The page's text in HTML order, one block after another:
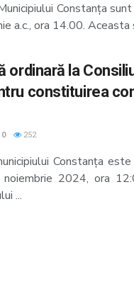
Constanța
a.c., ora 14.00. Aceasta
ordinară la
constituirea
0 252
Constanţa
2024, ora
...